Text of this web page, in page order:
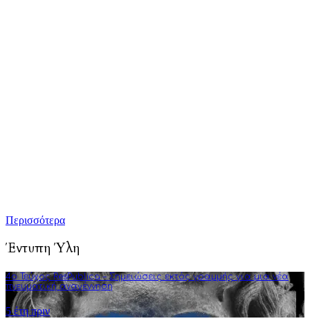
Περισσότερα
Έντυπη Ύλη
4o Τεύχος ResPublica – Σημειώσεις εκτός γραμμής για μια νέα
πνευματική αναγέννηση
5 έτη πριν